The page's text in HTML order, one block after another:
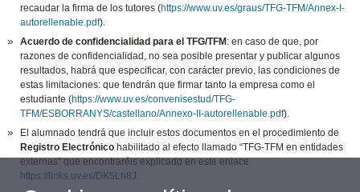
recaudar la firma de los tutores (https://www.uv.es/graus/TFG-TFM/Annex-I-
autorellenable.pdf).
Acuerdo de confidencialidad para el TFG/TFM : en caso de que, por
razones de confidencialidad, no sea posible presentar y publicar algunos
resultados, habrá que especificar, con carácter previo, las condiciones de
estas limitaciones: que tendrán que firmar tanto la empresa como el
estudiante (https://www.uv.es/convenisestud/TFG-
TFM/ESBORRANYS/castellano/Annexo-II-autorellenable.pdf).
El alumnado tendrá que incluir estos documentos en el procedimiento de
Registro Electrónico habilitado al efecto llamado “TFG-TFM en entidades
externas” que encontraréis explicado en este enlace
https://links.uv.es/DK5Lh8J.